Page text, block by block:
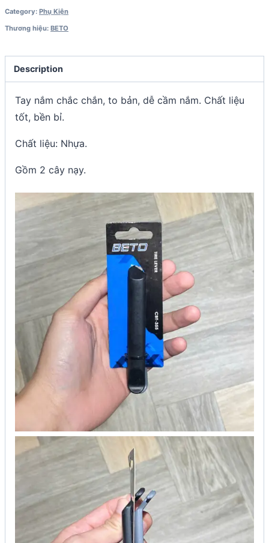
Category: Phụ Kiện
Thương hiệu: BETO
Description
Tay nắm chắc chắn, to bản, dễ cầm nắm. Chất liệu
tốt, bền bỉ.
Chất liệu: Nhựa.
Gồm 2 cây nạy.